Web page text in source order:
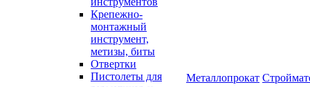
Крепежно-
монтажный
инструмент,
метизы, биты
Отвертки
Пистолеты для
Металлопрокат